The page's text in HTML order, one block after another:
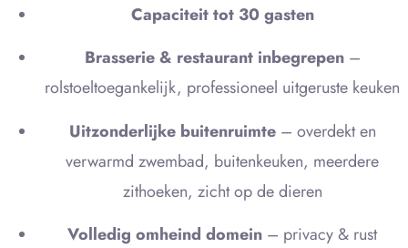
Capaciteit tot 30 gasten
Brasserie & restaurant inbegrepen–
rolstoeltoegankelijk, professioneel uitgeruste keuken
Uitzonderlijke buitenruimte– overdekt en
verwarmd zwembad, buitenkeuken, meerdere
zithoeken, zicht op de dieren
Volledig omheind domein – privacy & rust